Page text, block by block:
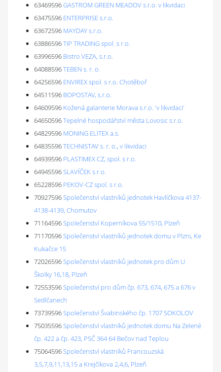
63469596GASTROM GREEN MEADOV s.r.o. v likvidaci
63475596 ENTERPRISE s.r.o.
63672596 MAYDAY s.r.o.
63886596TIP TRADING spol. s r.o.
63996596 Bistro VEZA, s.r.o.
64088596TEBEN s. r. o.
64256596 ENVIREX spol. s r.o. Chotěboř
64511596 BOPOSTAV, s.r.o.
64609596 Kožená galanterie Morava s.r.o. 'v likvidaci'
64650596Tepelné hospodářství města Lovosic s.r.o.
64829596 MONING ELITEX a.s.
64835596TECHNISTAV s. r. o., v likvidaci
64939596 PLASTIMEX CZ, spol. s r.o.
64945596SLAVÍČEK s.r.o.
65228596 PEKOV-CZ spol. s r.o.
70927596Společenství vlastníků jednotek Havlíčkova 4137-
4138-4139, Chomutov
71164596Společenství Koperníkova 55/1510, Plzeň
71170596Společenství vlastníků jednotek domu v Plzni, Ke
Kukačce 15
72026596Společenství vlastníků jednotek pro dům U
Školky 16,18, Plzeň
72553596Společenství pro dům čp. 673, 674, 675 a 676 v
Sedlčanech
73739596Společenství Švabinského čp. 1707 SOKOLOV
75035596Společenství vlastníků jednotek domu Na Zelené
čp. 422 a čp. 423, PSČ 364 64 Bečov nad Teplou
75064596Společenství vlastníků Francouzská
3,5,7,9,11,13,15 a Krejčíkova 2,4,6, Plzeň